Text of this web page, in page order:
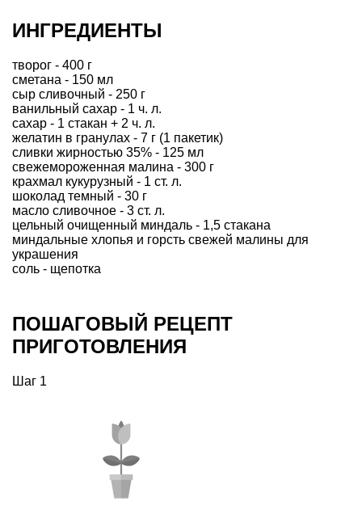
ИНГРЕДИЕНТЫ
творог - 400 г
сметана - 150 мл
сыр сливочный - 250 г
ванильный сахар - 1 ч. л.
сахар - 1 стакан + 2 ч. л.
желатин в гранулах - 7 г (1 пакетик)
сливки жирностью 35% - 125 мл
свежемороженная малина - 300 г
крахмал кукурузный - 1 ст. л.
шоколад темный - 30 г
масло сливочное - 3 ст. л.
цельный очищенный миндаль - 1,5 стакана
миндальные хлопья и горсть свежей малины для
украшения
соль - щепотка
ПОШАГОВЫЙ РЕЦЕПТ
ПРИГОТОВЛЕНИЯ
Шаг 1